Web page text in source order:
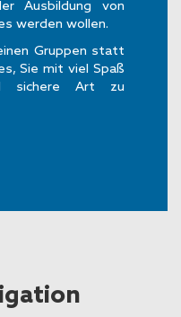
Ausbildung von
werden wollen.
Gruppen statt
Sie mit viel Spaß
sichere Art zu